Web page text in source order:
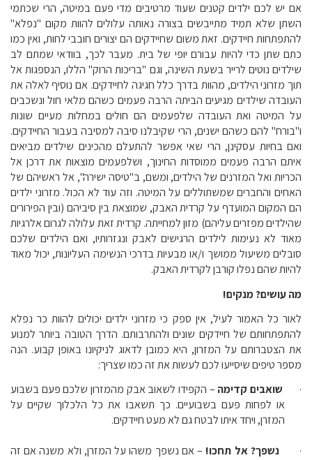
אם יש לכם ילדים קטנים שעוד מרטיבים מדי פעם במיטה, הרי שכתמי
השתן שלא תמיד מתייבשים בצורה נאותה עלולים להוות מקום "נפלא"
להתפתחות חיידקים. זאת משום שחיידקים הם יצורים חובבי לחות, ואין כמו
כתם שתן כדי להיות עבורם יופי של בית. מעבר לכך, בוודאי שמתם לב
שילדים נוטים לרייר בשעת השינה, וגם "בריכות הרוק" הללו, הנספגות אל
תוך מזרוני הילדים, מהוות בדרך כלל חגיגה לחיידקים. אם נוסיף לאלה את
העובדה שילדים מגיעים הביתה הרבה פעמים כשהם מלאי חול ונשכבים
על המיטה ואת העובדה שלפעמים הם חולים במחלות מעיים שונות
ו"בורח" להם כשהם ישנים, הרי שקיבלנו סיבה למסיבה בעבור החיידקים.
ואם בחיות עסקינן, הרי שאי אפשר להתעלם מהכינים שילדים מביאים
איתם הרבה פעמים ממוסדות החינוך, ושלפעמים מוצאות את דרכן אל
הכריות ואל המזרנים של הילדים, ומשם, ב"טיסה ישירה", אל ראשיהם של
האחים והחברים שמשתוללים על המיטה. וזה עוד לא הכול. מזרוני ילדים
הם המקום המועדף על קרדית האבק, שמוצאת בין סיביהם (ובין הפירורים
שהילדים מפזרים עליהם) מזון למחייתה. קרדית זאת עלולה לגרום אלרגיות
מאוד לא נעימות לילדים הרגישים לאבק ונגזרותיו, ואם הילדים שלכם
סובלים משיעול ממושך ו/או מבעיות בדרכי הנשימה העליונות, יכול מאוד
להיות שהם נפלו קורבן לקרדית האבק.
מה עושים? מנקים!
לאור כל האמור לעיל, אין ספק כי מזרוני ילדים יכולים להוות כר נפלא
להתפתחותם של חיידקים שונים ולהתרבותם. הדרך הטובה ביותר למנוע
את הצטברותם על המזרון, היא כמובן לדאוג לניקיונו באופן קבוע. הנה
מספר טיפים שיסייעו לכם לעשות את זה כמו שצריך:
·
שואבים קדימה – הקפידו לשאוב אבק מהמזרון שלכם פעם בשבוע
או לפחות פעם בשבועיים. כך תשאבו את כל הלכלוך שקיים על
המזרן, ויחד איתו לבטח גם לא מעט חיידקים.
· נשפך? אל תחכו! – אם נשפך משהו על המזרן, ולא משנה אם זה